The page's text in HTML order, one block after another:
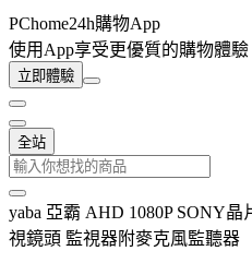
PChome24h購物App
使用App享受更優質的購物體驗
立即體驗
全站
yaba 亞霸 AHD 1080P SONY
視鏡頭 監視器附麥克風監聽器